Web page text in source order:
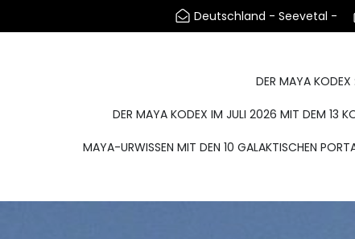
Inhalt
Deutschland - Seevetal -
DER MAYA KODEX
DER MAYA KODEX IM JULI 2026 MIT DEM 13
MAYA-URWISSEN MIT DEN 10 GALAKTISCHEN